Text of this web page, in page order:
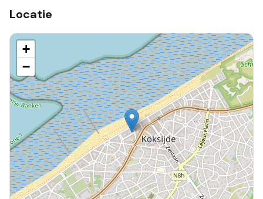
Locatie
+
−